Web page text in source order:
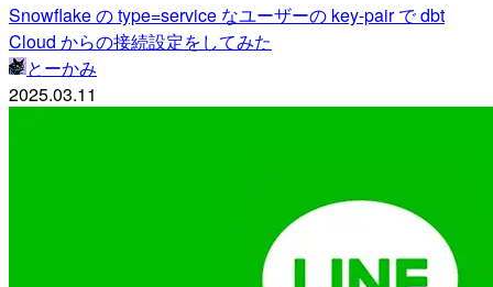
Snowflake の type=service なユーザーの key-pair で dbt
Cloud からの接続設定をしてみた
とーかみ
2025.03.11